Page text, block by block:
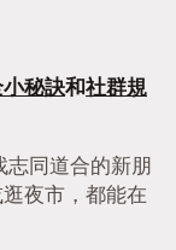
秘訣和社群規
同道合的新朋
夜市，都能在